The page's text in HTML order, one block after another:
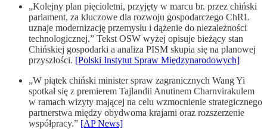
„Kolejny plan pięcioletni, przyjęty w marcu br. przez chiński
parlament, za kluczowe dla rozwoju gospodarczego ChRL
uznaje modernizację przemysłu i dążenie do niezależności
technologicznej.” Tekst OSW wyżej opisuje bieżący stan
Chińskiej gospodarki a analiza PISM skupia się na planowej
przyszłości. [Polski Instytut Spraw Międzynarodowych]
„W piątek chiński minister spraw zagranicznych Wang Yi
spotkał się z premierem Tajlandii Anutinem Charnvirakulem
w ramach wizyty mającej na celu wzmocnienie strategicznego
partnerstwa między obydwoma krajami oraz rozszerzenie
współpracy.” [AP News]